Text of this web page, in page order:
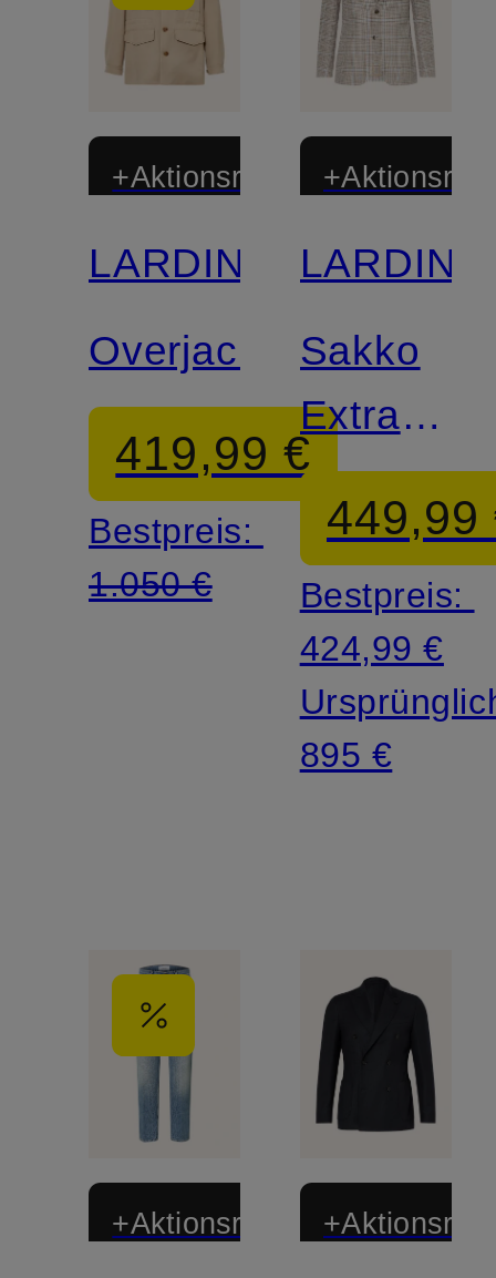
+Aktionsrabatt
LARDINI
Overjacket
419,99 €
Bestpreis:
1.050 €
LARDINI
Sakko
Extra
Slim Fit
449,99
Bestpreis:
424,99 €
895 €
+Aktionsrabatt